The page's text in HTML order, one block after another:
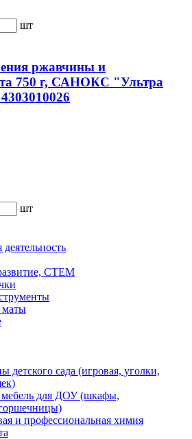
шт
ржавчины и
750 г, САНОКС "Ультра
шт
деятельность
СТЕМ
маты
детского сада (игровая, уголки,
для ДОУ (шкафы,
и профессиональная химия